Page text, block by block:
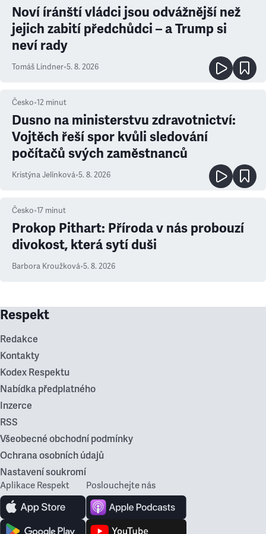
Noví íránští vládci jsou odvážnější než
jejich zabití předchůdci – a Trump si
neví rady
Tomáš Lindner•5. 8. 2026
Česko•12 minut
Dusno na ministerstvu zdravotnictví:
Vojtěch řeší spor kvůli sledování
počítačů svých zaměstnanců
Kristýna Jelínková•5. 8. 2026
Česko•17 minut
Prokop Pithart: Příroda v nás probouzí
divokost, která sytí duši
Barbora Kroužková•5. 8. 2026
Respekt
Redakce
Kontakty
Kodex Respektu
Nabídka předplatného
Inzerce
RSS
Všeobecné obchodní podmínky
Ochrana osobních údajů
Nastavení soukromí
Aplikace Respekt Poslouchejte nás